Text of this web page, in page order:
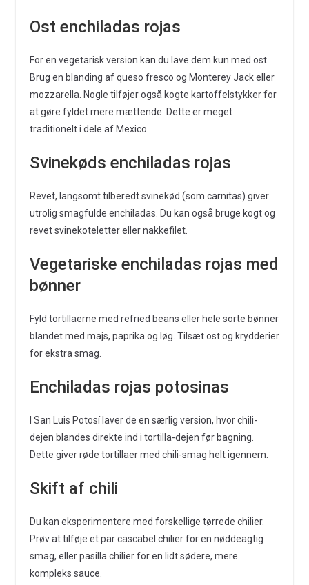
Ost enchiladas rojas
For en vegetarisk version kan du lave dem kun med ost.
Brug en blanding af queso fresco og Monterey Jack eller
mozzarella. Nogle tilføjer også kogte kartoffelstykker for
at gøre fyldet mere mættende. Dette er meget
traditionelt i dele af Mexico.
Svinekøds enchiladas rojas
Revet, langsomt tilberedt svinekød (som carnitas) giver
utrolig smagfulde enchiladas. Du kan også bruge kogt og
revet svinekoteletter eller nakkefilet.
Vegetariske enchiladas rojas med
bønner
Fyld tortillaerne med refried beans eller hele sorte bønner
blandet med majs, paprika og løg. Tilsæt ost og krydderier
for ekstra smag.
Enchiladas rojas potosinas
I San Luis Potosí laver de en særlig version, hvor chili-
dejen blandes direkte ind i tortilla-dejen før bagning.
Dette giver røde tortillaer med chili-smag helt igennem.
Skift af chili
Du kan eksperimentere med forskellige tørrede chilier.
Prøv at tilføje et par cascabel chilier for en nøddeagtig
smag, eller pasilla chilier for en lidt sødere, mere
kompleks sauce.